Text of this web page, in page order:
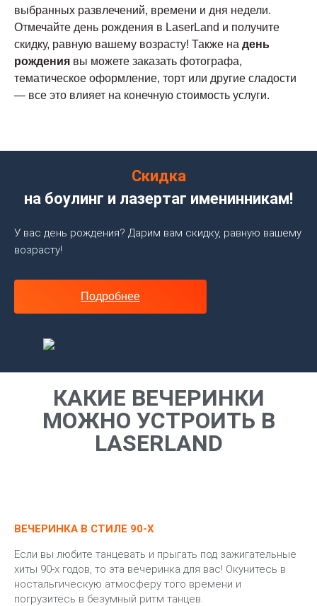
выбранных развлечений, времени и дня недели.
Отмечайте день рождения в LaserLand и получите
скидку, равную вашему возрасту! Также на день
рождения вы можете заказать фотографа,
тематическое оформление, торт или другие сладости
— все это влияет на конечную стоимость услуги.
Скидка
на боулинг и лазертаг именинникам!
У вас день рождения? Дарим вам скидку, равную вашему
возрасту!
Подробнее
КАКИЕ ВЕЧЕРИНКИ
МОЖНО УСТРОИТЬ В
LASERLAND
ВЕЧЕРИНКА В СТИЛЕ 90-Х
Если вы любите танцевать и прыгать под зажигательные
хиты 90-х годов, то эта вечеринка для вас! Окунитесь в
ностальгическую атмосферу того времени и
погрузитесь в безумный ритм танцев.